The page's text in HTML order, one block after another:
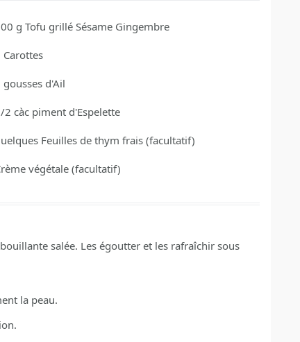
g Tofu grillé Sésame Gingembre
Carottes
gousses d'Ail
2 càc piment d'Espelette
Feuilles de thym frais(facultatif)
végétale(facultatif)
salée. Les égoutter et les rafraîchir sous
la peau.